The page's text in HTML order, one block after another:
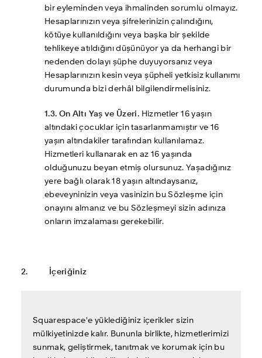
bir eyleminden veya ihmalinden sorumlu olmayız.
Hesaplarınızın veya şifrelerinizin çalındığını,
kötüye kullanıldığını veya başka bir şekilde
tehlikeye atıldığını düşünüyor ya da herhangi bir
nedenden dolayı şüphe duyuyorsanız veya
Hesaplarınızın kesin veya şüpheli yetkisiz kullanımı
durumunda bizi derhâl bilgilendirmelisiniz.
1.3. On Altı Yaş ve Üzeri. Hizmetler 16 yaşın
altındaki çocuklar için tasarlanmamıştır ve 16
yaşın altındakiler tarafından kullanılamaz.
Hizmetleri kullanarak en az 16 yaşında
olduğunuzu beyan etmiş olursunuz. Yaşadığınız
yere bağlı olarak 18 yaşın altındaysanız,
ebeveyninizin veya vasinizin bu Sözleşme için
onayını almanız ve bu Sözleşmeyi sizin adınıza
onların imzalaması gerekebilir.
2.     	İçeriğiniz
Squarespace'e yüklediğiniz içerikler sizin
mülkiyetinizde kalır. Bununla birlikte, hizmetlerimizi
sunmak, geliştirmek, tanıtmak ve korumak için bu